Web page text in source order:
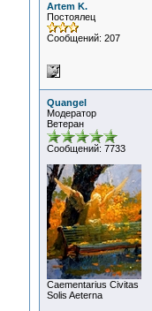
Artem K.
Постоялец
Сообщений: 207
Quangel
Модератор
Ветеран
Сообщений: 7733
Сaementarius Civitas
Solis Aeterna